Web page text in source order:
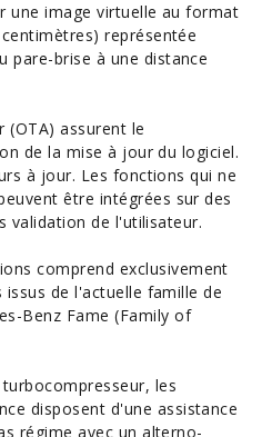
une image virtuelle au format
représentée
pare-brise à une distance
(OTA) assurent le
de la mise à jour du logiciel.
à jour. Les fonctions qui ne
être intégrées sur des
validation de l'utilisateur.
comprend exclusivement
de l'actuelle famille de
Benz Fame (Family of
les
disposent d'une assistance
régime avec un alterno-